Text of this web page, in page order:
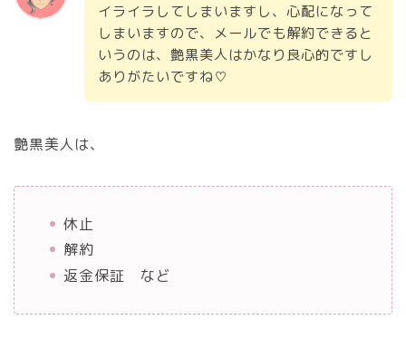
イライラしてしまいますし、心配になって
しまいますので、メールでも解約できると
いうのは、艶黒美人はかなり良心的ですし
ありがたいですね♡
艶黒美人は、
休止
解約
返金保証 など